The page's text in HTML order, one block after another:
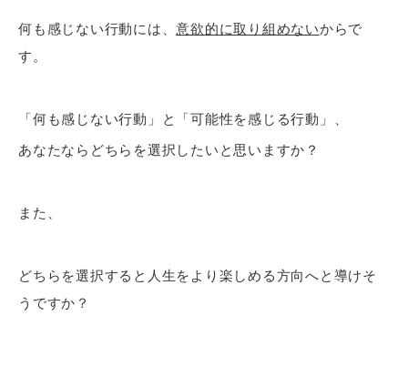
何も感じない行動には、意欲的に取り組めないからで
す。
「何も感じない行動」と「可能性を感じる行動」、
あなたならどちらを選択したいと思いますか？
また、
どちらを選択すると人生をより楽しめる方向へと導けそ
うですか？